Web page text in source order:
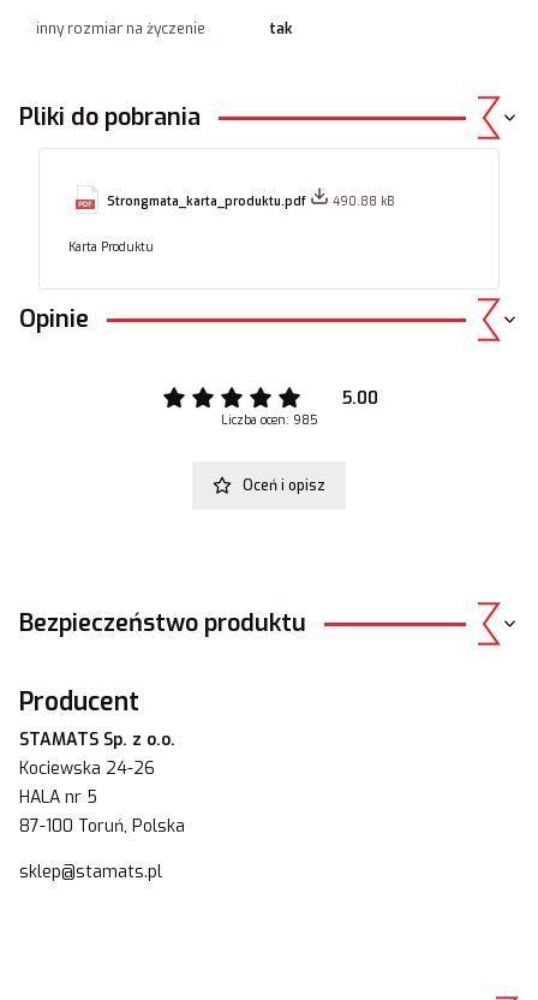
inny rozmiar na życzenie tak
Pliki do pobrania
Strongmata_karta_produktu.pdf 490.88 kB
Karta Produktu
Opinie
5.00
Liczba ocen: 985
Oceń i opisz
Bezpieczeństwo produktu
Producent
STAMATS Sp. z o.o.
Kociewska 24-26
HALA nr 5
87-100 Toruń, Polska
sklep@stamats.pl